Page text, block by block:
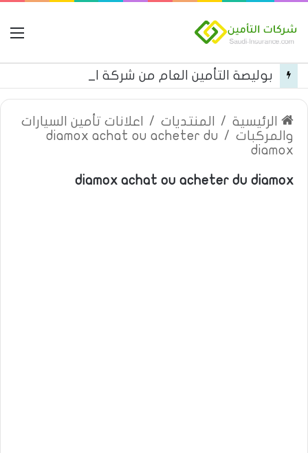
الرئيسية / المنتديات /
اعلانات تأمين السيارات
والمركبات /
diamox achat ou acheter du
diamox
diamox achat ou acheter du diamox